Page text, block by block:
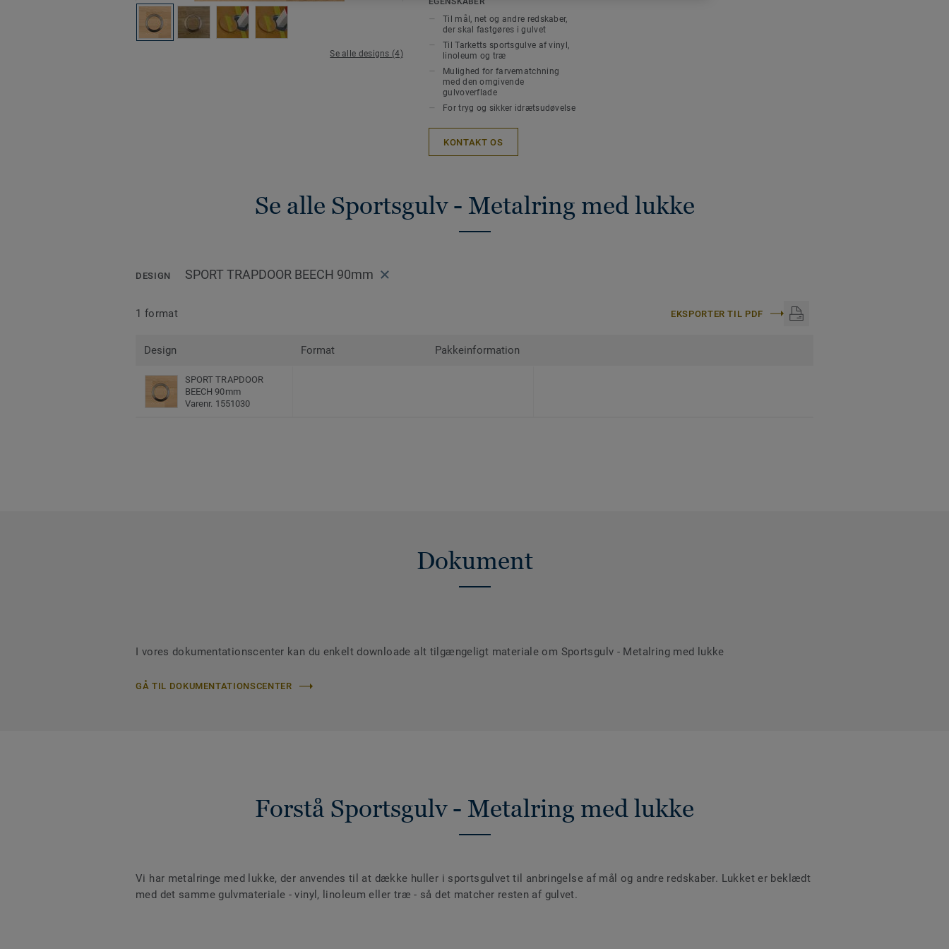
Se alle designs (4)
Til mål, net og andre redskaber,
der skal fastgøres i gulvet
Til Tarketts sportsgulve af vinyl,
linoleum og træ
Mulighed for farvematchning
med den omgivende
gulvoverflade
For tryg og sikker idrætsudøvelse
KONTAKT OS
Se alle Sportsgulv - Metalring med lukke
DESIGN SPORT TRAPDOOR BEECH 90mm
1 format EKSPORTER TIL PDF
Design Format Pakkeinformation
SPORT TRAPDOOR
BEECH 90mm
Varenr. 1551030
Dokument
I vores dokumentationscenter kan du enkelt downloade alt tilgængeligt materiale om Sportsgulv - Metalring med lukke
GÅ TIL DOKUMENTATIONSCENTER
Forstå Sportsgulv - Metalring med lukke
Vi har metalringe med lukke, der anvendes til at dække huller i sportsgulvet til anbringelse af mål og andre redskaber. Lukket er beklædt
med det samme gulvmateriale - vinyl, linoleum eller træ - så det matcher resten af gulvet.